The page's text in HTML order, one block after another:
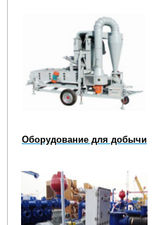
Оборудование для добычи